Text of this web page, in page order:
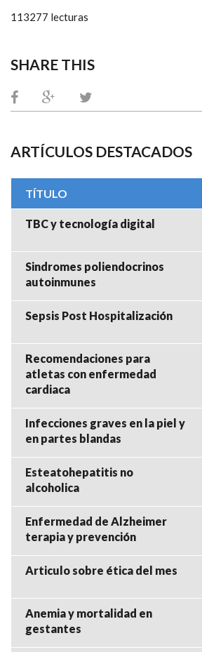
113277 lecturas
SHARE THIS
ARTÍCULOS DESTACADOS
TÍTULO
TBC y tecnología digital
Sindromes poliendocrinos
autoinmunes
Sepsis Post Hospitalización
Recomendaciones para
atletas con enfermedad
cardiaca
Infecciones graves en la piel y
en partes blandas
Esteatohepatitis no
alcoholica
Enfermedad de Alzheimer
terapia y prevención
Articulo sobre ética del mes
Anemia y mortalidad en
gestantes